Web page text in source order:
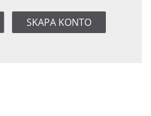
SKAPA KONTO